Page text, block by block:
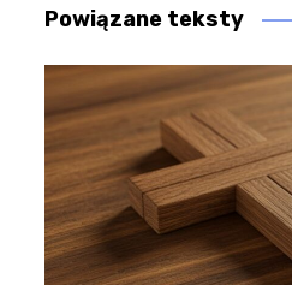
Powiązane teksty